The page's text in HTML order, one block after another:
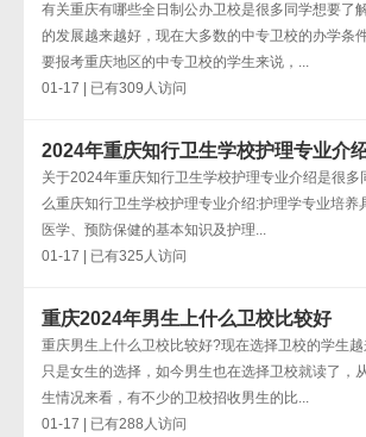
有关重庆有哪些全日制公办卫校是很多同学想要了
的发展越来越好，现在大多数的中专卫校的办学条
要报考重庆地区的中专卫校的学生来说，...
01-17 | 已有309人访问
2024年重庆知行卫生学校护理专业介
关于2024年重庆知行卫生学校护理专业介绍是很多
么重庆知行卫生学校护理专业介绍:护理学专业培养
医学、预防保健的基本知识及护理...
01-17 | 已有325人访问
重庆2024年男生上什么卫校比较好
重庆男生上什么卫校比较好?现在选择卫校的学生
只是女生的选择，如今男生也在选择卫校就读了，
生情况来看，有不少的卫校招收男生的比...
01-17 | 已有288人访问